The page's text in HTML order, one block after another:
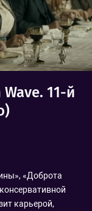
11-й
«Доброта
карьерой,